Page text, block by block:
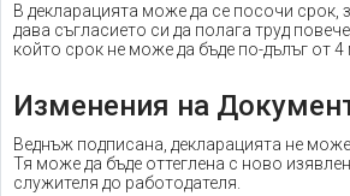
В декларацията може да се посочи срок,
дава съгласието си да полага труд
който срок не може да бъде по-дълъг от 4
Изменения на
Веднъж подписана, декларацията не
Тя може да бъде оттеглена с ново
служителя до работодателя.